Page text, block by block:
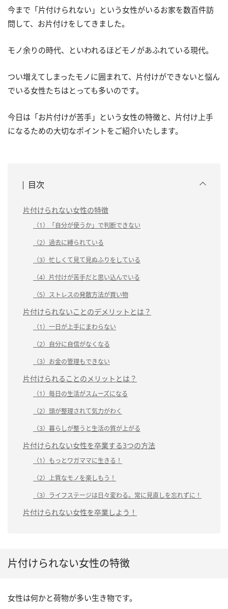
今まで「片付けられない」という女性がいるお家を数百件訪
問して、お片付けをしてきました。
モノ余りの時代、といわれるほどモノがあふれている現代。
つい増えてしまったモノに囲まれて、片付けができないと悩ん
でいる女性たちはとっても多いのです。
今日は「お片付けが苦手」という女性の特徴と、片付け上手
になるための大切なポイントをご紹介いたします。
目次
片付けられない女性の特徴
（1）「自分が使うか」で判断できない
（2）過去に縛られている
（3）忙しくて見て見ぬふりをしている
（4）片付けが苦手だと思い込んでいる
（5）ストレスの発散方法が買い物
片付けられないことのデメリットとは？
（1）一日が上手にまわらない
（2）自分に自信がなくなる
（3）お金の管理もできない
片付けられることのメリットとは？
（1）毎日の生活がスムーズになる
（2）頭が整理されて気力がわく
（3）暮らしが整うと生活の質が上がる
片付けられない女性を卒業する3つの方法
（1）もっとワガママに生きる！
（2）上質なモノを楽しもう！
（3）ライフステージは日々変わる。常に見直しを忘れずに！
片付けられない女性を卒業しよう！
片付けられない女性の特徴
女性は何かと荷物が多い生き物です。